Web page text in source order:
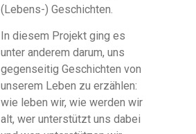
(Lebens-) Geschichten.
In diesem Projekt ging es
unter anderem darum, uns
gegenseitig Geschichten von
unserem Leben zu erzählen:
wie leben wir, wie werden wir
alt, wer unterstützt uns dabei